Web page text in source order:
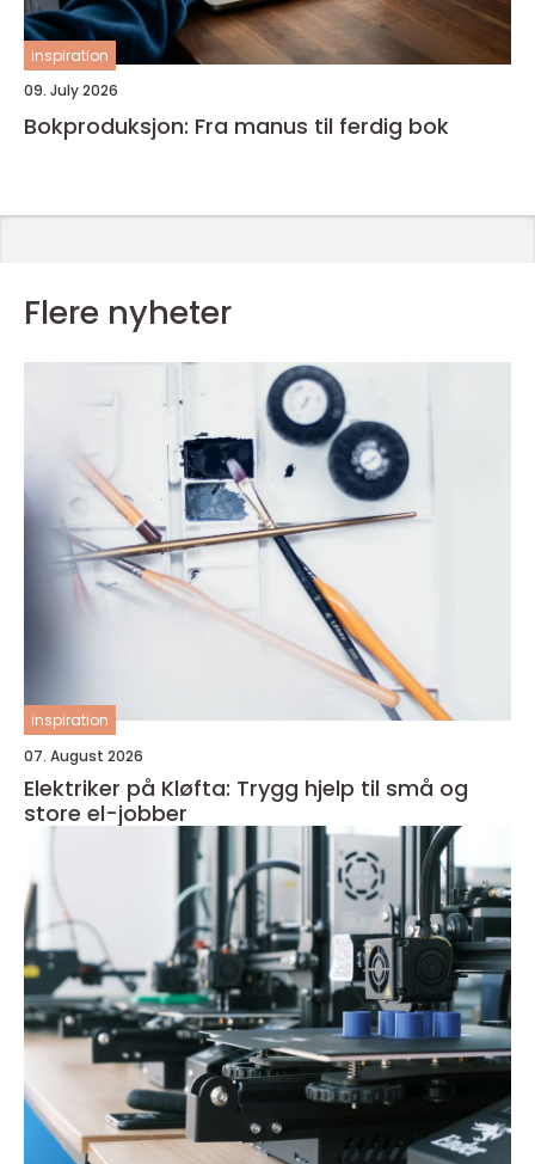
inspiration
09. July 2026
Bokproduksjon: Fra manus til ferdig bok
Flere nyheter
inspiration
07. August 2026
Elektriker på Kløfta: Trygg hjelp til små og
store el-jobber